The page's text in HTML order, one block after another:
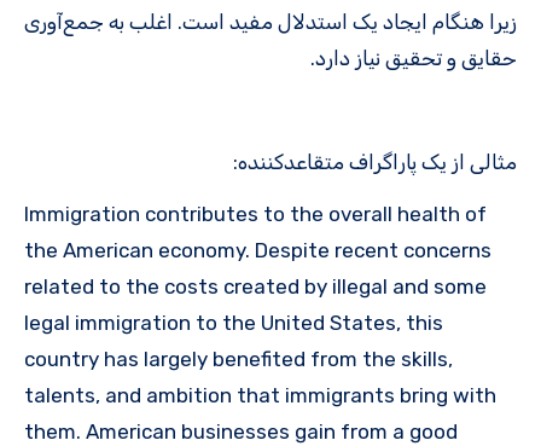
زیرا هنگام ایجاد یک استدلال مفید است. اغلب به جمع‌آوری
حقایق و تحقیق نیاز دارد.
مثالی از یک پاراگراف متقاعدکننده:
Immigration contributes to the overall health of
the American economy. Despite recent concerns
related to the costs created by illegal and some
legal immigration to the United States, this
country has largely benefited from the skills,
talents, and ambition that immigrants bring with
them. American businesses gain from a good